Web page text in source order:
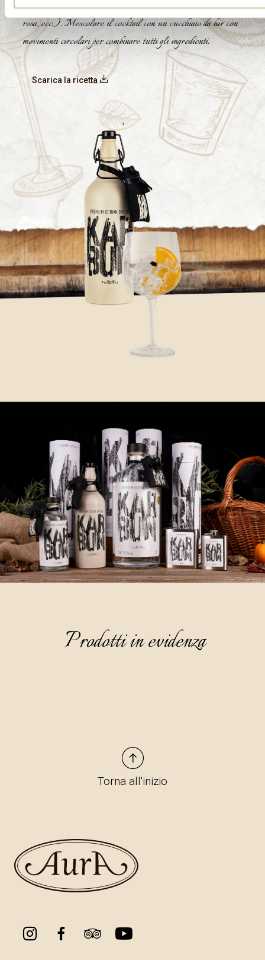
pepe rosso, ginepro, arancia essiccata, anice stellato, boccioli di
rosa, ecc.). Mescolare il cocktail con un cucchiaio da bar con
movimenti circolari per combinare tutti gli ingredienti.
Scarica la ricetta
Prodotti in evidenza
Torna all'inizio